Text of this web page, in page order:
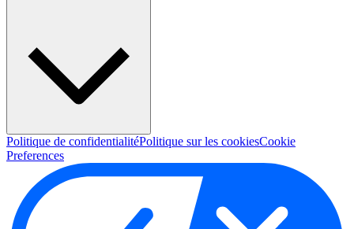
Politique de confidentialitéPolitique sur les cookiesCookie
Preferences